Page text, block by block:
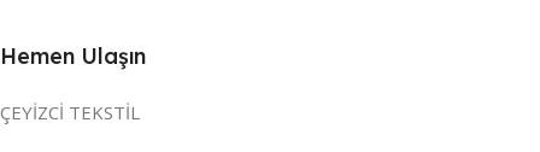
Hemen Ulaşın
ÇEYİZCİ TEKSTİL